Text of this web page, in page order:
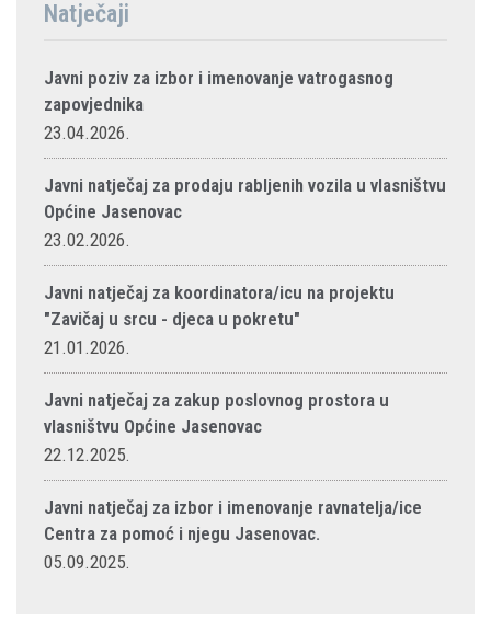
Natječaji
Javni poziv za izbor i imenovanje vatrogasnog
zapovjednika
23.04.2026.
Javni natječaj za prodaju rabljenih vozila u vlasništvu
Općine Jasenovac
23.02.2026.
Javni natječaj za koordinatora/icu na projektu
"Zavičaj u srcu - djeca u pokretu"
21.01.2026.
Javni natječaj za zakup poslovnog prostora u
vlasništvu Općine Jasenovac
22.12.2025.
Javni natječaj za izbor i imenovanje ravnatelja/ice
Centra za pomoć i njegu Jasenovac.
05.09.2025.